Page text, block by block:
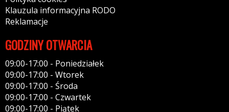
Klauzula informacyjna RODO
Reklamacje
GODZINY OTWARCIA
09:00-17:00 - Poniedziałek
09:00-17:00 - Wtorek
09:00-17:00 - Środa
09:00-17:00 - Czwartek
09:00-17:00 - Piątek